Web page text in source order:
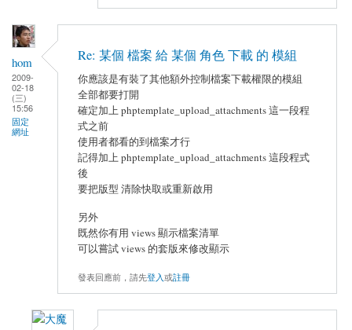
hom
2009-
02-18
(三)
15:56
固定
網址
Re: 某個 檔案 給 某個 角色 下載 的 模組
你應該是有裝了其他額外控制檔案下載權限的模組
全部都要打開
確定加上 phptemplate_upload_attachments 這一段程
式之前
使用者都看的到檔案才行
記得加上 phptemplate_upload_attachments 這段程式
後
要把版型 清除快取或重新啟用
另外
既然你有用 views 顯示檔案清單
可以嘗試 views 的套版來修改顯示
發表回應前，請先登入或註冊